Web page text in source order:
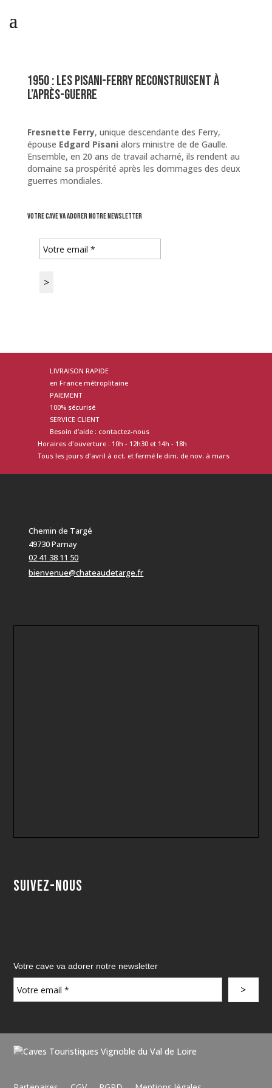
1950 : Les Pisani-Ferry reconstruisent à
l’après-guerre
Fresnette Ferry, unique descendante des Ferry,
épouse Edgard Pisani alors ministre de de Gaulle.
Ensemble, en 20 ans de travail acharné, ils rendent au
domaine sa prospérité après les dommages des deux
guerres mondiales.
Votre cave va adorer notre newsletter
LIVRAISON RAPIDE
en France métroplitaine
PAIEMENT
100% sécurisé
SERVICE CLIENT
Besoin d’aide : contactez-nous
Horaires d'ouverture : 10h - 12h30 et 14h - 18h
Tous les jours d'avril à oct. et fermé le dim. de nov. à mars
Chemin de Targé
49730 Parnay
02 41 38 11 50
bienvenue@chateaudetarge.fr
Suivez-nous
Votre cave va adorer notre newsletter